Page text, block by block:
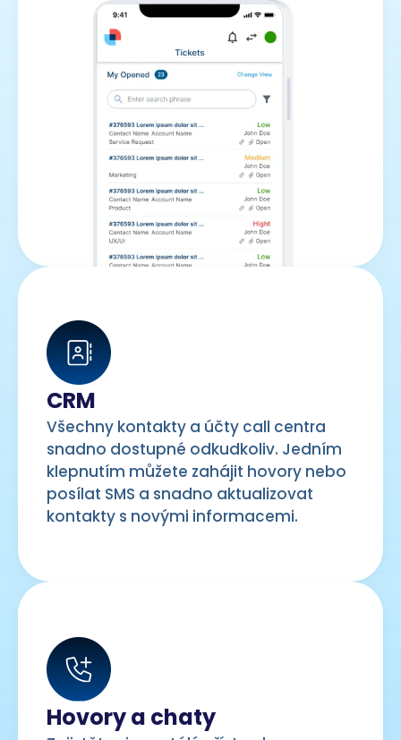
CRM
Všechny kontakty a účty call centra
snadno dostupné odkudkoliv. Jedním
klepnutím můžete zahájit hovory nebo
posílat SMS a snadno aktualizovat
kontakty s novými informacemi.
Hovory a chaty